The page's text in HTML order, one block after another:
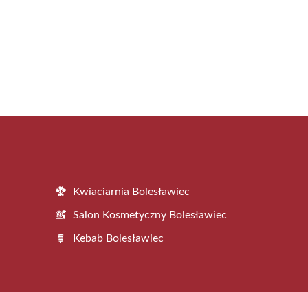
Kwiaciarnia Bolesławiec
Salon Kosmetyczny Bolesławiec
Kebab Bolesławiec